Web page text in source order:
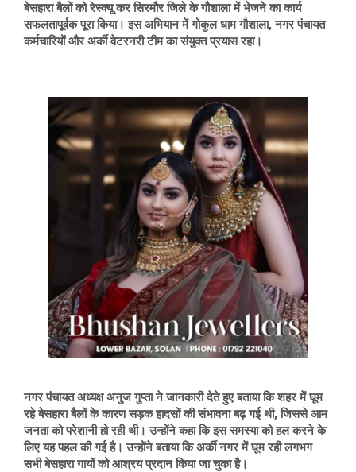
बेसहारा बैलों को रेस्क्यू कर सिरमौर जिले के गौशाला में भेजने का कार्य
सफलतापूर्वक पूरा किया। इस अभियान में गोकुल धाम गौशाला, नगर पंचायत
कर्मचारियों और अर्की वेटरनरी टीम का संयुक्त प्रयास रहा।
नगर पंचायत अध्यक्ष अनुज गुप्ता ने जानकारी देते हुए बताया कि शहर में घूम
रहे बेसहारा बैलों के कारण सड़क हादसों की संभावना बढ़ गई थी, जिससे आम
जनता को परेशानी हो रही थी। उन्होंने कहा कि इस समस्या को हल करने के
लिए यह पहल की गई है। उन्होंने बताया कि अर्की नगर में घूम रही लगभग
सभी बेसहारा गायों को आश्रय प्रदान किया जा चुका है।